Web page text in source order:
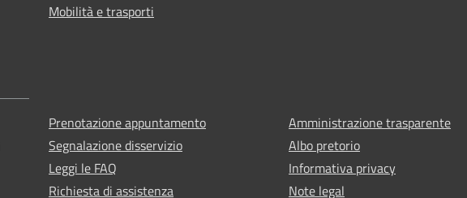
Mobilità e trasporti
Prenotazione appuntamento
Segnalazione disservizio
Leggi le FAQ
Richiesta di assistenza
Amministrazione trasparente
Albo pretorio
Informativa privacy
Note legal